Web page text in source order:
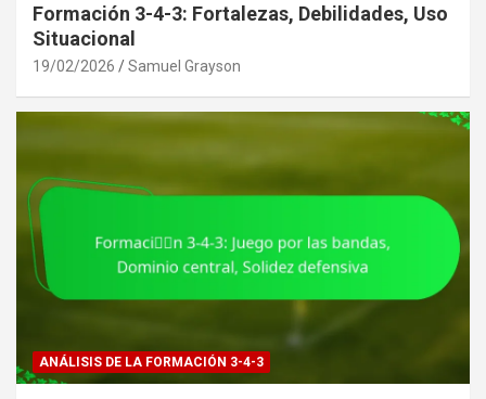
Formación 3-4-3: Fortalezas, Debilidades, Uso
Situacional
19/02/2026 Samuel Grayson
ANÁLISIS DE LA FORMACIÓN 3-4-3